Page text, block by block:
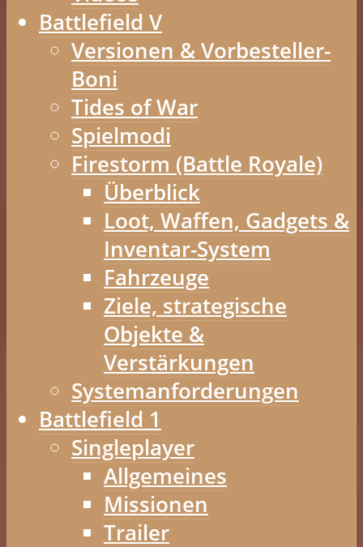
Battlefield V
Versionen & Vorbesteller-
Boni
Tides of War
Spielmodi
Firestorm (Battle Royale)
Überblick
Loot, Waffen, Gadgets &
Inventar-System
Fahrzeuge
Ziele, strategische
Objekte &
Verstärkungen
Systemanforderungen
Battlefield 1
Singleplayer
Allgemeines
Missionen
Trailer